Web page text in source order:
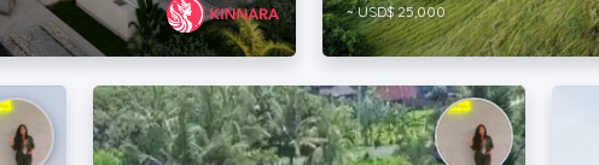
~ USD$ 25,000